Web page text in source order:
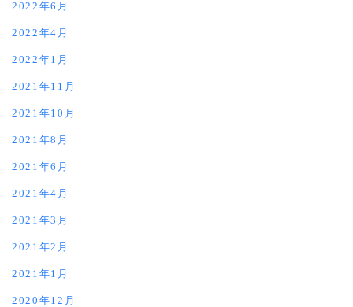
2022年6月
2022年4月
2022年1月
2021年11月
2021年10月
2021年8月
2021年6月
2021年4月
2021年3月
2021年2月
2021年1月
2020年12月